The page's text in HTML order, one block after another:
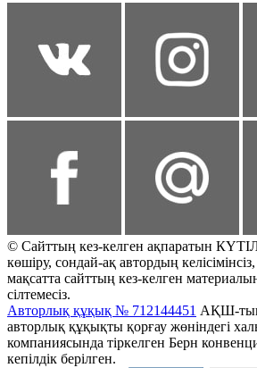
© Сайттың кез-келген ақпаратын
көшіру, сондай-ақ автордың
мақсатта сайттың кез-келген
сілтемесіз.
Авторлық құқық № 712144451 АҚШ-
авторлық құқықты қорғау жөніндегі
компаниясында тіркелген Берн
кепілдік берілген.